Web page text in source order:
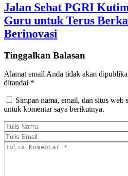
Jalan Sehat PGRI
Guru untuk Terus
Berinovasi
Tinggalkan Balasan
Alamat email Anda tidak akan
ditandai *
Simpan nama, email, dan situs web
untuk komentar saya berikutnya.